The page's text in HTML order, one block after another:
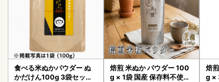
食べる米ぬかパウダー ぬ
かだけん100g 3袋セット
焙煎 米ぬか パウダー 100
g × 1袋 国産 保存料不使用
焙
g ×